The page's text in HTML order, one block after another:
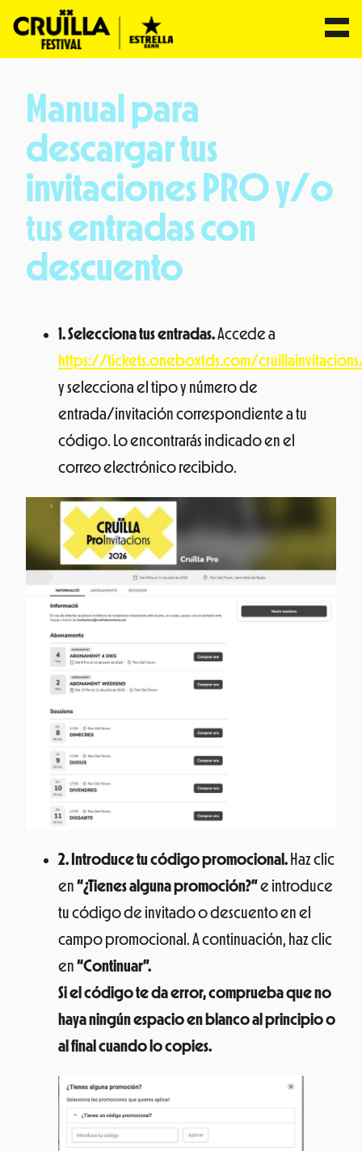
contenidoManual para
descargar tus
invitaciones PRO y/o
tus entradas con
descuento
1. Selecciona tus entradas.Accede a
https://tickets.oneboxtds.com/
y selecciona el tipo y número de
entrada/invitación correspondiente a tu
código. Lo encontrarás indicado en el
correo electrónico recibido.
2. Introduce tu código promocional. Haz clic
en“¿Tienes alguna promoción?”e introduce
tu código de invitado o descuento en el
campo promocional. A continuación, haz clic
en“Continuar”.
Si el código te da error, comprueba que no
haya ningún espacio en blanco al principio o
al final cuando lo copies.